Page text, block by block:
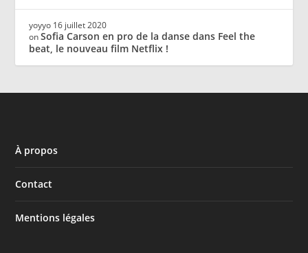
yoyyo 16 juillet 2020
onSofia Carson en pro de la danse dans Feel the
beat, le nouveau film Netflix !
À propos
Contact
Mentions légales